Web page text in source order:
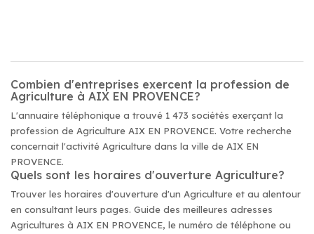
Combien d'entreprises exercent la profession de
Agriculture à AIX EN PROVENCE?
L'annuaire téléphonique a trouvé 1 473 sociétés exerçant la
profession de Agriculture AIX EN PROVENCE. Votre recherche
concernait l'activité Agriculture dans la ville de AIX EN
PROVENCE.
Quels sont les horaires d'ouverture Agriculture?
Trouver les horaires d'ouverture d'un Agriculture et au alentour
en consultant leurs pages. Guide des meilleures adresses
Agricultures à AIX EN PROVENCE, le numéro de téléphone ou